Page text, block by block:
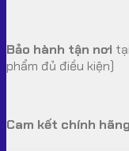
Bảo hành tận nơi
phẩm đủ điều kiện)
Cam kết chính